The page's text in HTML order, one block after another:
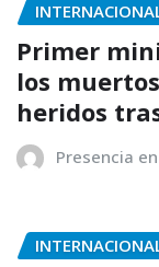
Primer
los
heridos
Presencia